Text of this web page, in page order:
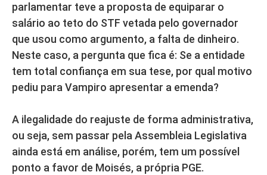
parlamentar teve a proposta de equiparar o
salário ao teto do STF vetada pelo governador
que usou como argumento, a falta de dinheiro.
Neste caso, a pergunta que fica é: Se a entidade
tem total confiança em sua tese, por qual motivo
pediu para Vampiro apresentar a emenda?
A ilegalidade do reajuste de forma administrativa,
ou seja, sem passar pela Assembleia Legislativa
ainda está em análise, porém, tem um possível
ponto a favor de Moisés, a própria PGE.